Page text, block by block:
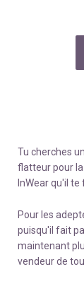
Tu cherches
flatteur pour
InWear qu'il te
Pour les
puisqu'il fait
maintenant
vendeur de